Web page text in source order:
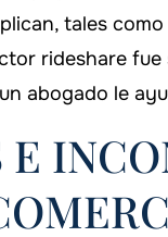
tales
rideshare
abogado le
E